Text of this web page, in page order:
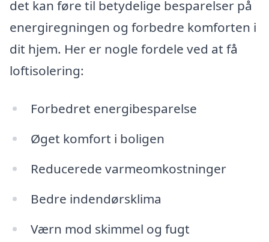
det kan føre til betydelige besparelser på
energiregningen og forbedre komforten i
dit hjem. Her er nogle fordele ved at få
loftisolering:
Forbedret energibesparelse
Øget komfort i boligen
Reducerede varmeomkostninger
Bedre indendørsklima
Værn mod skimmel og fugt